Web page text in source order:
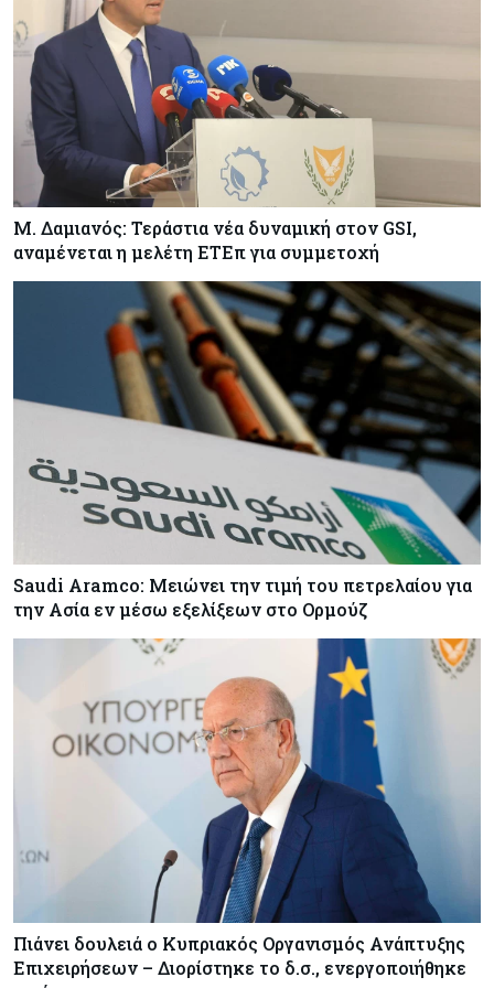
Κύπρος
ΠτΔ: Υπεράνω όλων το δημόσιο συμφέρον – Όλα
όσα έγιναν στην τελετή διαβεβαίωσης των
νέων μελών της κυβέρνησης
Μ. Δαμιανός: Τεράστια νέα δυναμική στον GSI,
αναμένεται η μελέτη ΕΤΕπ για συμμετοχή
Saudi Aramco: Μειώνει την τιμή του πετρελαίου για
την Ασία εν μέσω εξελίξεων στο Ορμούζ
Πιάνει δουλειά ο Κυπριακός Οργανισμός Ανάπτυξης
Επιχειρήσεων – Διορίστηκε το δ.σ., ενεργοποιήθηκε